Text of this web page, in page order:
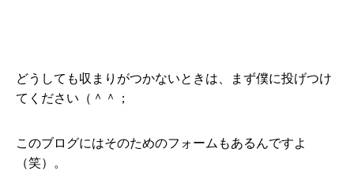
どうしても収まりがつかないときは、まず僕に投げつけ
てください（＾＾；
このブログにはそのためのフォームもあるんですよ
（笑）。